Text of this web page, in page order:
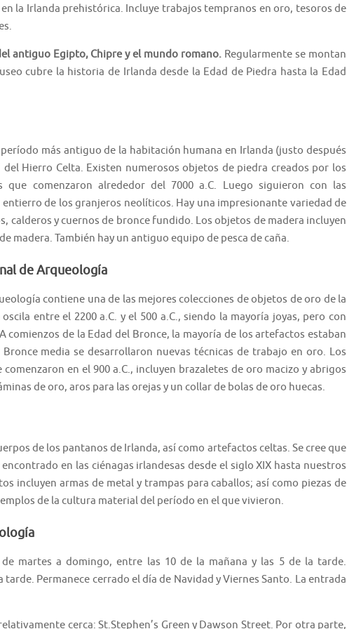
la Irlanda prehistórica. Incluye trabajos tempranos en oro, tesoros de
antiguo Egipto, Chipre y el mundo romano. Regularmente se montan
cubre la historia de Irlanda desde la Edad de Piedra hasta la Edad
más antiguo de la habitación humana en Irlanda (justo después
Hierro Celta. Existen numerosos objetos de piedra creados por los
que comenzaron alrededor del 7000 a.C. Luego siguieron con las
de los granjeros neolíticos. Hay una impresionante variedad de
calderos y cuernos de bronce fundido. Los objetos de madera incluyen
madera. También hay un antiguo equipo de pesca de caña.
de Arqueología
contiene una de las mejores colecciones de objetos de oro de la
entre el 2200 a.C. y el 500 a.C., siendo la mayoría joyas, pero con
comienzos de la Edad del Bronce, la mayoría de los artefactos estaban
media se desarrollaron nuevas técnicas de trabajo en oro. Los
en el 900 a.C., incluyen brazaletes de oro macizo y abrigos
de oro, aros para las orejas y un collar de bolas de oro huecas.
de los pantanos de Irlanda, así como artefactos celtas. Se cree que
en las ciénagas irlandesas desde el siglo XIX hasta nuestros
incluyen armas de metal y trampas para caballos; así como piezas de
de la cultura material del período en el que vivieron.
martes a domingo, entre las 10 de la mañana y las 5 de la tarde.
tarde. Permanece cerrado el día de Navidad y Viernes Santo. La entrada
cerca: St.Stephen’s Green y Dawson Street. Por otra parte,